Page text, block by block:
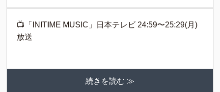
📺「INITIME MUSIC」日本テレビ 24:59〜25:29(月)
放送
続きを読む ≫